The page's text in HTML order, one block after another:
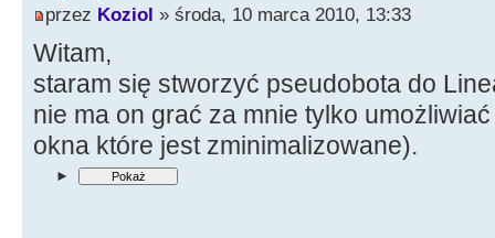
przez Koziol » środa, 10 marca 2010, 13:33
Witam,
staram się stworzyć pseudobota do
nie ma on grać za mnie tylko
okna które jest zminimalizowane).
►